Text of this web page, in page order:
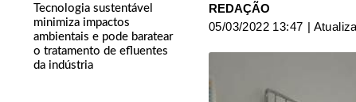
Tecnologia sustentável
minimiza impactos
ambientais e pode baratear
o tratamento de efluentes
da indústria
REDAÇÃO
05/03/2022 13:47 |